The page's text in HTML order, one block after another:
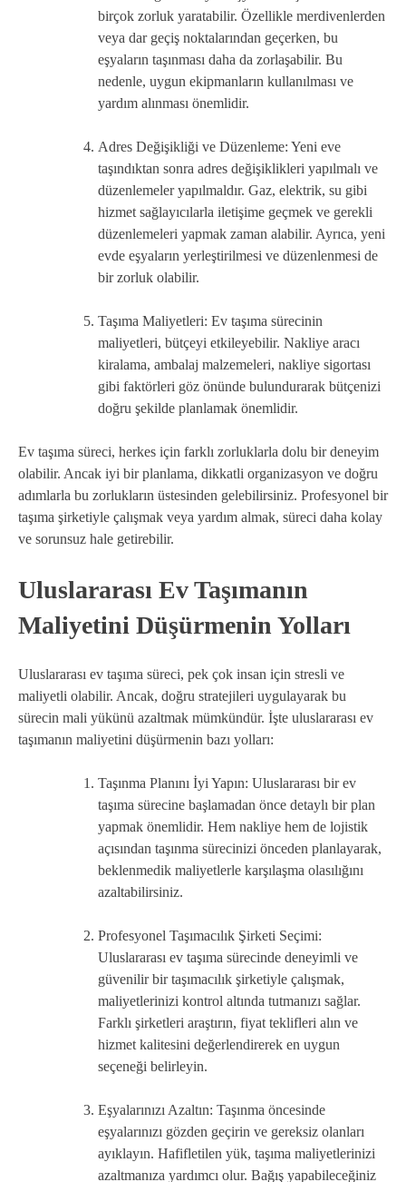
birçok zorluk yaratabilir. Özellikle merdivenlerden
veya dar geçiş noktalarından geçerken, bu
eşyaların taşınması daha da zorlaşabilir. Bu
nedenle, uygun ekipmanların kullanılması ve
yardım alınması önemlidir.
Adres Değişikliği ve Düzenleme: Yeni eve
taşındıktan sonra adres değişiklikleri yapılmalı ve
düzenlemeler yapılmaldır. Gaz, elektrik, su gibi
hizmet sağlayıcılarla iletişime geçmek ve gerekli
düzenlemeleri yapmak zaman alabilir. Ayrıca, yeni
evde eşyaların yerleştirilmesi ve düzenlenmesi de
bir zorluk olabilir.
Taşıma Maliyetleri: Ev taşıma sürecinin
maliyetleri, bütçeyi etkileyebilir. Nakliye aracı
kiralama, ambalaj malzemeleri, nakliye sigortası
gibi faktörleri göz önünde bulundurarak bütçenizi
doğru şekilde planlamak önemlidir.
Ev taşıma süreci, herkes için farklı zorluklarla dolu bir deneyim
olabilir. Ancak iyi bir planlama, dikkatli organizasyon ve doğru
adımlarla bu zorlukların üstesinden gelebilirsiniz. Profesyonel bir
taşıma şirketiyle çalışmak veya yardım almak, süreci daha kolay
ve sorunsuz hale getirebilir.
Uluslararası Ev Taşımanın
Maliyetini Düşürmenin Yolları
Uluslararası ev taşıma süreci, pek çok insan için stresli ve
maliyetli olabilir. Ancak, doğru stratejileri uygulayarak bu
sürecin mali yükünü azaltmak mümkündür. İşte uluslararası ev
taşımanın maliyetini düşürmenin bazı yolları:
Taşınma Planını İyi Yapın: Uluslararası bir ev
taşıma sürecine başlamadan önce detaylı bir plan
yapmak önemlidir. Hem nakliye hem de lojistik
açısından taşınma sürecinizi önceden planlayarak,
beklenmedik maliyetlerle karşılaşma olasılığını
azaltabilirsiniz.
Profesyonel Taşımacılık Şirketi Seçimi:
Uluslararası ev taşıma sürecinde deneyimli ve
güvenilir bir taşımacılık şirketiyle çalışmak,
maliyetlerinizi kontrol altında tutmanızı sağlar.
Farklı şirketleri araştırın, fiyat teklifleri alın ve
hizmet kalitesini değerlendirerek en uygun
seçeneği belirleyin.
Eşyalarınızı Azaltın: Taşınma öncesinde
eşyalarınızı gözden geçirin ve gereksiz olanları
ayıklayın. Hafifletilen yük, taşıma maliyetlerinizi
azaltmanıza yardımcı olur. Bağış yapabileceğiniz